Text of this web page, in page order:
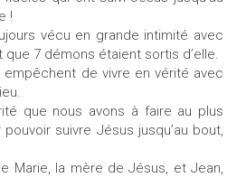
!
vécu en grande intimité avec
7 démons étaient sortis d’elle.
de vivre en vérité avec
que nous avons à faire au plus
suivre Jésus jusqu’au bout,
Marie, la mère de Jésus, et Jean,